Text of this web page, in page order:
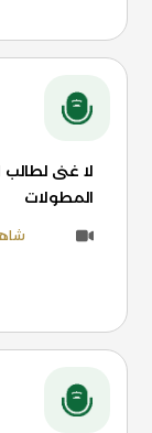
لا غنى
المطولات